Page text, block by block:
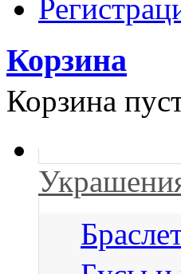
Корзина
Корзина